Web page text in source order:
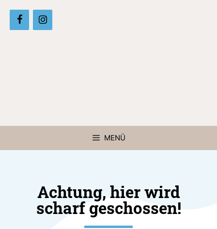
MENÜ
Achtung, hier wird
scharf geschossen!